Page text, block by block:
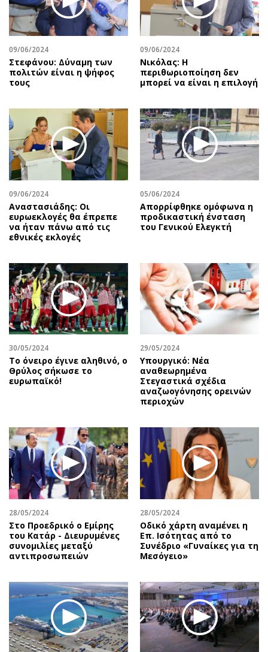
Βιβλίο
Χειρόγραφα
Προσωπικότητες στην ''Κ''
Επιστολές
09/06/2024
Στεφάνου: Δύναμη των
πολιτών είναι η ψήφος
τους
09/06/2024
Νικόλας: Η
περιθωριοποίηση δεν
μπορεί να είναι η επιλογή
09/06/2024
Αναστασιάδης: Οι
ευρωεκλογές θα έπρεπε
να ήταν πάνω από τις
εθνικές εκλογές
05/06/2024
Απορρίφθηκε ομόφωνα η
προδικαστική ένσταση
του Γενικού Ελεγκτή
30/05/2024
Το όνειρο έγινε αληθινό, ο
Θρύλος σήκωσε το
ευρωπαϊκό!
29/05/2024
Υπουργικό: Νέα
αναθεωρημένα
Στεγαστικά σχέδια
αναζωογόνησης ορεινών
περιοχών
28/05/2024
Στο Προεδρικό ο Εμίρης
του Κατάρ - Διευρυμένες
συνομιλίες μεταξύ
αντιπροσωπειών
28/05/2024
Οδικό χάρτη αναμένει η
Επ. Ισότητας από το
Συνέδριο «Γυναίκες για τη
Μεσόγειο»